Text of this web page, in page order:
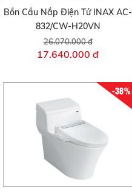
Bồn Cầu Nắp Điện Tử INAX AC-
832/CW-H20VN
26.070.000 đ
17.640.000 đ
-38%